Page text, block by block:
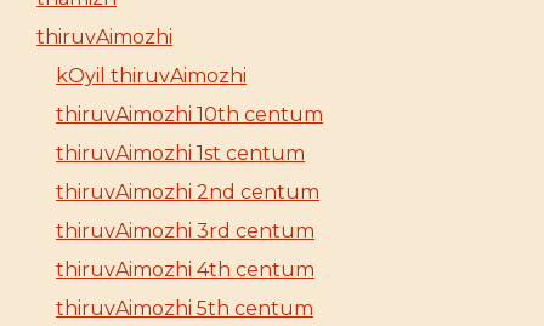
thiruvAimozhi
kOyil thiruvAimozhi
thiruvAimozhi 10th centum
thiruvAimozhi 1st centum
thiruvAimozhi 2nd centum
thiruvAimozhi 3rd centum
thiruvAimozhi 4th centum
thiruvAimozhi 5th centum